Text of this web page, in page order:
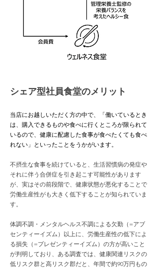
シェア型社員食堂のメリット
当店にお越しいただく方の中で、「働いているとき
は、購入できるものや食べに行くところが限られて
いるので、健康に配慮した食事が食べたくても食べ
れない」といったことをうかがいます。
不摂生な食事を続けていると、生活習慣病の発症や
それに伴う合併症を引き起こす可能性があります
が、実はその前段階で、健康状態が悪化することで
労働生産性がも大きく低下することが知られていま
す。
体調不調・メンタルヘルス不調による欠勤（=アブ
センティーイズム）以上に、労働生産性の低下によ
る損失（=プレゼンティーイズム ）の方が高いこと
が判明しており、ある調査では、健康関連リスクの
低リスク群と高リスク郡だと、年間で約90万円もの